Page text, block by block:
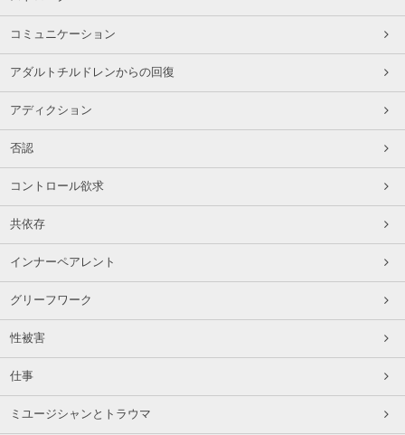
コミュニケーション
アダルトチルドレンからの回復
アディクション
否認
コントロール欲求
共依存
インナーペアレント
グリーフワーク
性被害
仕事
ミユージシャンとトラウマ